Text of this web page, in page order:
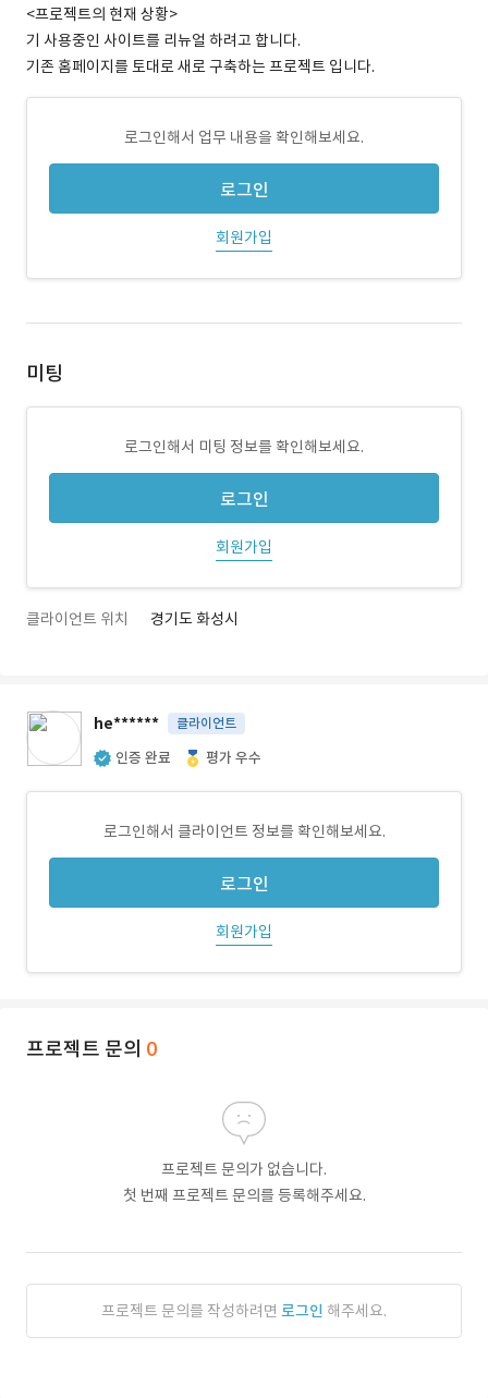
<프로젝트의 현재 상황>
기 사용중인 사이트를 리뉴얼 하려고 합니다.
기존 홈페이지를 토대로 새로 구축하는 프로젝트 입니다.
로그인해서 업무 내용을 확인해보세요.
로그인
회원가입
미팅
로그인해서 미팅 정보를 확인해보세요.
로그인
회원가입
클라이언트 위치 경기도 화성시
he****** 클라이언트
인증 완료 평가 우수
로그인해서 클라이언트 정보를 확인해보세요.
로그인
회원가입
프로젝트 문의 0
프로젝트 문의가 없습니다.
첫 번째 프로젝트 문의를 등록해주세요.
프로젝트 문의를 작성하려면 로그인 해주세요.